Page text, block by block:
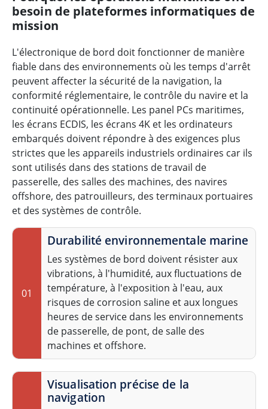
besoin de plateformes informatiques de
mission
L'électronique de bord doit fonctionner de manière
fiable dans des environnements où les temps d'arrêt
peuvent affecter la sécurité de la navigation, la
conformité réglementaire, le contrôle du navire et la
continuité opérationnelle. Les panel PCs maritimes,
les écrans ECDIS, les écrans 4K et les ordinateurs
embarqués doivent répondre à des exigences plus
strictes que les appareils industriels ordinaires car ils
sont utilisés dans des stations de travail de
passerelle, des salles des machines, des navires
offshore, des patrouilleurs, des terminaux portuaires
et des systèmes de contrôle.
01
Durabilité environnementale marine
Les systèmes de bord doivent résister aux
vibrations, à l'humidité, aux fluctuations de
température, à l'exposition à l'eau, aux
risques de corrosion saline et aux longues
heures de service dans les environnements
de passerelle, de pont, de salle des
machines et offshore.
Visualisation précise de la
navigation